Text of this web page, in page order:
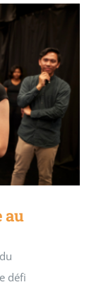
au
défi